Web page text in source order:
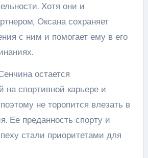
Хотя они и
Оксана сохраняет
с ним и помогает ему в его
остается
на спортивной карьере и
не торопится влезать в
Ее преданность спорту и
стали приоритетами для